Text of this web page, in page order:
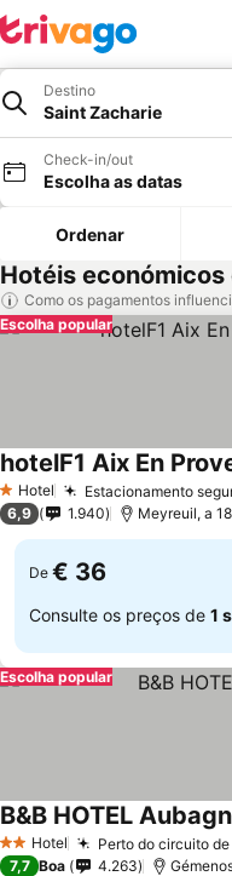
Destino
Saint Zacharie
Check-in/out
Escolha as datas
Ordenar
Hotéis económicos
Como os pagamentos
Escolha popular
1 Estrelas
Hotel Estacionamento
hotelF1 Aix En
6,9 1.940 Meyreuil, a
De € 36
Consulte os preços de 1
Escolha popular
2 Estrelas
Hotel Perto do circuito
B&B HOTEL
7,7 Boa 4.263